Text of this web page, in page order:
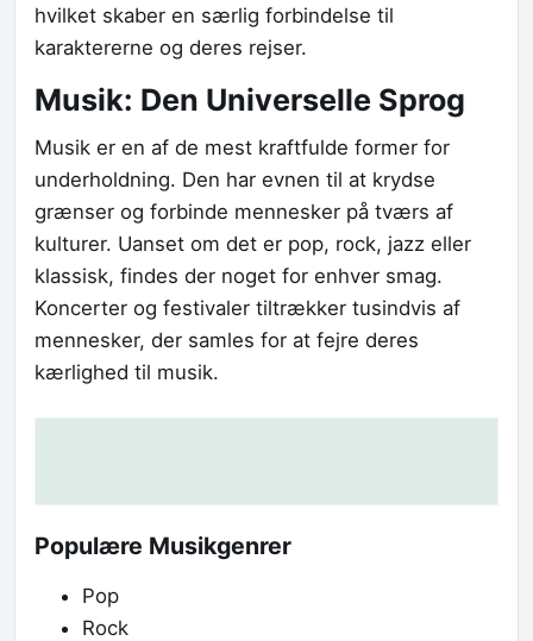
hvilket skaber en særlig forbindelse til
karaktererne og deres rejser.
Musik: Den Universelle Sprog
Musik er en af de mest kraftfulde former for
underholdning. Den har evnen til at krydse
grænser og forbinde mennesker på tværs af
kulturer. Uanset om det er pop, rock, jazz eller
klassisk, findes der noget for enhver smag.
Koncerter og festivaler tiltrækker tusindvis af
mennesker, der samles for at fejre deres
kærlighed til musik.
Populære Musikgenrer
Pop
Rock